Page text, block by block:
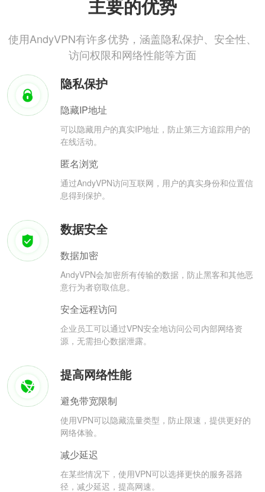
主要的优势
使用AndyVPN有许多优势，涵盖隐私保护、安全性、
访问权限和网络性能等方面
隐私保护
隐藏IP地址
可以隐藏用户的真实IP地址，防止第三方追踪用户的
在线活动。
匿名浏览
通过AndyVPN访问互联网，用户的真实身份和位置信
息得到保护。
数据安全
数据加密
AndyVPN会加密所有传输的数据，防止黑客和其他恶
意行为者窃取信息。
安全远程访问
企业员工可以通过VPN安全地访问公司内部网络资
源，无需担心数据泄露。
提高网络性能
避免带宽限制
使用VPN可以隐藏流量类型，防止限速，提供更好的
网络体验。
减少延迟
在某些情况下，使用VPN可以选择更快的服务器路
径，减少延迟，提高网速。